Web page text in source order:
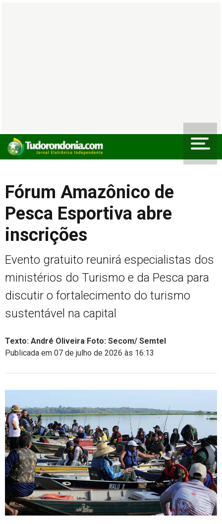
Fórum Amazônico de
Pesca Esportiva abre
inscrições
Evento gratuito reunirá especialistas dos
ministérios do Turismo e da Pesca para
discutir o fortalecimento do turismo
sustentável na capital
Texto: André Oliveira Foto: Secom/ Semtel
Publicada em 07 de julho de 2026 às 16:13